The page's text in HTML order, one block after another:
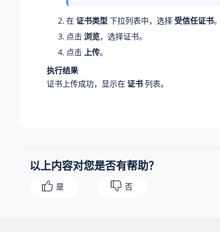
在 证书类型下拉列表中，选择 受信任证书
点击 浏览，选择证书。
点击 上传。
执行结果
证书上传成功，显示在 证书 列表。
以上内容对您是否有帮助？
是 否